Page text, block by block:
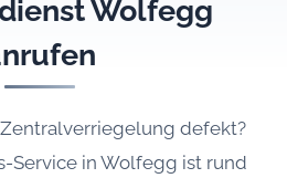
Wolfegg
defekt?
Service in Wolfegg ist rund